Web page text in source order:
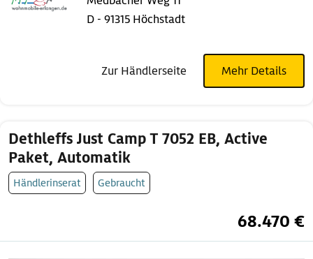
D - 91315 Höchstadt
Zur Händlerseite Mehr Details
Dethleffs Just Camp T 7052 EB, Active
Paket, Automatik
Händlerinserat Gebraucht
68.470 €